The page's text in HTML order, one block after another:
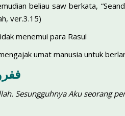
beliau saw berkata,
ver.3.15)
menemui para Rasul
umat manusia untuk
lah. Sesungguhnya Aku seorang